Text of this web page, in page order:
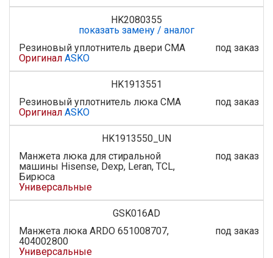
HK2080355
показать замену / аналог
Резиновый уплотнитель двери СМА
Оригинал ASKO
под заказ
HK1913551
Резиновый уплотнитель люка СМА
Оригинал ASKO
под заказ
HK1913550_UN
Манжета люка для стиральной
машины Hisense, Dexp, Leran, TCL,
Бирюса
Универсальные
под заказ
GSK016AD
Манжета люка ARDO 651008707,
404002800
Универсальные
под заказ